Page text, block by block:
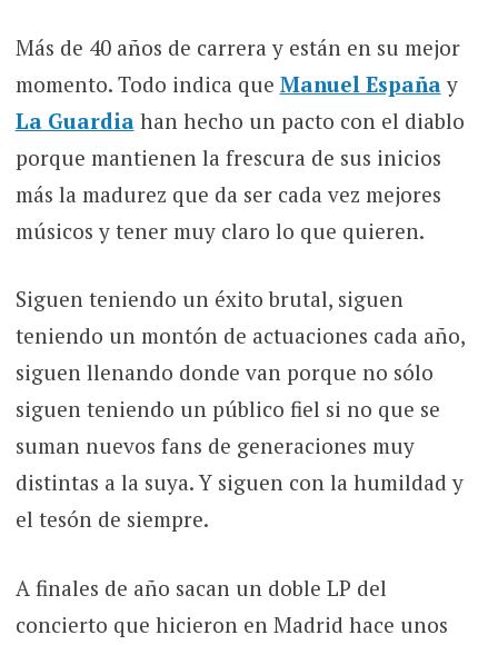
Más de 40 años de carrera y están en su mejor
momento. Todo indica que Manuel Españay
La Guardiahan hecho un pacto con el diablo
porque mantienen la frescura de sus inicios
más la madurez que da ser cada vez mejores
músicos y tener muy claro lo que quieren.
Siguen teniendo un éxito brutal, siguen
teniendo un montón de actuaciones cada año,
siguen llenando donde van porque no sólo
siguen teniendo un público fiel si no que se
suman nuevos fans de generaciones muy
distintas a la suya. Y siguen con la humildad y
el tesón de siempre.
A finales de año sacan un doble LP del
concierto que hicieron en Madrid hace unos